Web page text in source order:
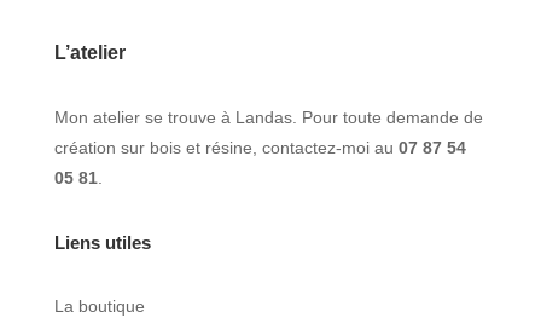
L’atelier
Mon atelier se trouve à Landas. Pour toute demande de
création sur bois et résine, contactez-moi au 07 87 54
05 81.
Liens utiles
La boutique